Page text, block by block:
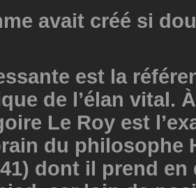
avait créé si
est la
de l’élan vital.
Le Roy est
du philosophe
dont il prend